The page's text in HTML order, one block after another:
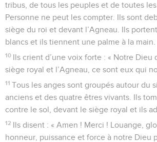
tribus, de tous les peuples et de toutes les
Personne ne peut les compter. Ils sont
siège du roi et devant l’Agneau. Ils
blancs et ils tiennent une palme à la main.
10 Ils crient d’une voix forte : « Notre Dieu
siège royal et l’Agneau, ce sont eux qui
11 Tous les anges sont groupés autour du
anciens et des quatre êtres vivants. Ils
contre le sol, devant le siège royal et ils
12 Ils disent : « Amen ! Merci ! Louange,
honneur, puissance et force à notre Dieu